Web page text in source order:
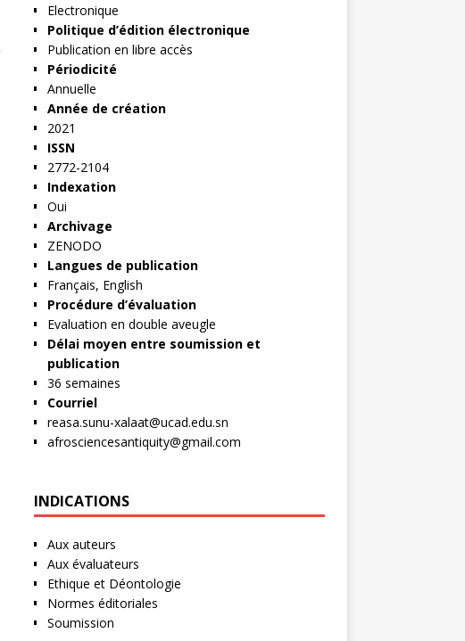
Electronique
Politique d’édition électronique
Publication en libre accès
Périodicité
Annuelle
Année de création
2021
ISSN
2772-2104
Indexation
Oui
Archivage
ZENODO
Langues de publication
Français, English
Procédure d’évaluation
Evaluation en double aveugle
Délai moyen entre soumission et
publication
36 semaines
Courriel
reasa.sunu-xalaat@ucad.edu.sn
afrosciencesantiquity@gmail.com
INDICATIONS
Aux auteurs
Aux évaluateurs
Ethique et Déontologie
Normes éditoriales
Soumission